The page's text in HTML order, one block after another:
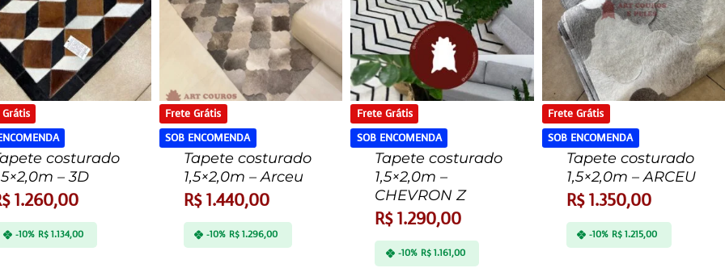
costurado
– 3D
1.260,00
-10% R$1.134,00
Frete Grátis
SOB ENCOMENDA
Tapete costurado
1,5×2,0m – Arceu
R$1.440,00
-10% R$ 1.296,00
Frete Grátis
SOB ENCOMENDA
Tapete costurado
1,5×2,0m –
CHEVRON Z
R$1.290,00
-10% R$1.161,00
Frete Grátis
SOB ENCOMENDA
Tapete costurado
1,5×2,0m – ARCEU
R$1.350,00
-10% R$ 1.215,00